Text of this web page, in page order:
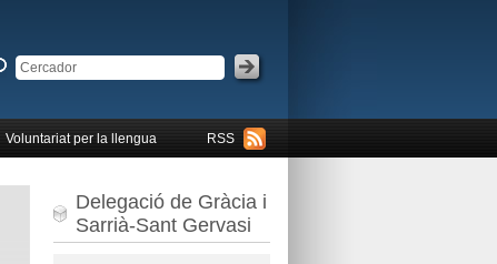
RSS
Voluntariat per la llengua
Delegació de Gràcia i
Sarrià-Sant Gervasi